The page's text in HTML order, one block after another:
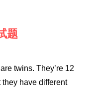
题
twins. They’re 12
have different